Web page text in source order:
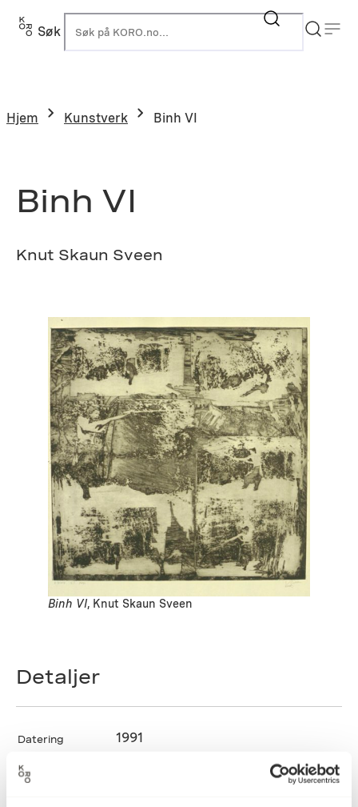
Hopp
Søk
Hjem Kunstverk Binh VI
Binh VI
Knut Skaun Sveen
Binh VI, Knut Skaun Sveen
Detaljer
Datering 1991